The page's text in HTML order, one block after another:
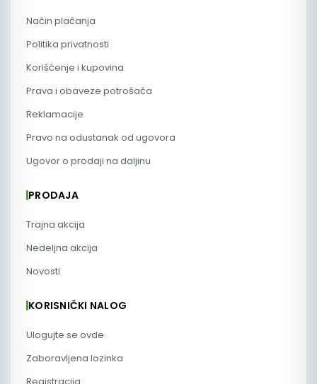
Način plaćanja
Politika privatnosti
Korišćenje i kupovina
Prava i obaveze potrošača
Reklamacije
Pravo na odustanak od ugovora
Ugovor o prodaji na daljinu
PRODAJA
Trajna akcija
Nedeljna akcija
Novosti
KORISNIČKI NALOG
Ulogujte se ovde
Zaboravljena lozinka